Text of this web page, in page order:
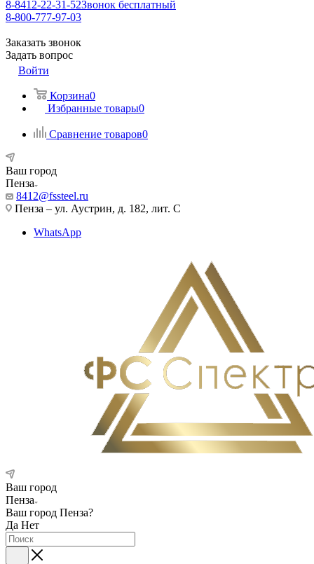
8-8412-22-31-52Звонок бесплатный
8-800-777-97-03
Заказать звонок
Задать вопрос
Войти
Корзина0
Избранные товары0
Сравнение товаров0
Ваш город
Пенза
8412@fssteel.ru
Пенза – ул. Аустрин, д. 182, лит. С
WhatsApp
Ваш город
Пенза
Ваш город Пенза?
Да Нет